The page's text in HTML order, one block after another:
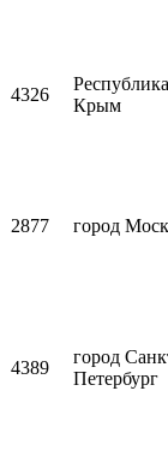
4326
Республика
Крым
2877 город
4389
город
Петербург